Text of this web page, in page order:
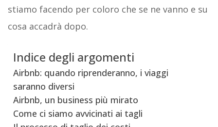
stiamo facendo per coloro che se ne vanno e su
cosa accadrà dopo.
Indice degli argomenti
Airbnb: quando riprenderanno, i viaggi
saranno diversi
Airbnb, un business più mirato
Come ci siamo avvicinati ai tagli